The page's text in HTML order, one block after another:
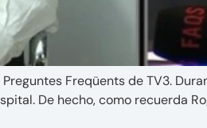
Preguntes Freqüents de TV3.
De hecho, como recuerda